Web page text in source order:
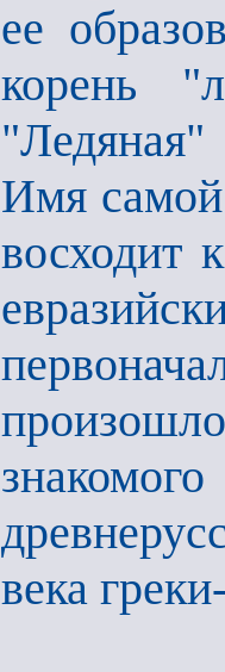
ее
корень
"Ледяная"
Имя
восходит
века